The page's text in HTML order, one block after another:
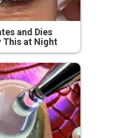
and Dies
This at Night